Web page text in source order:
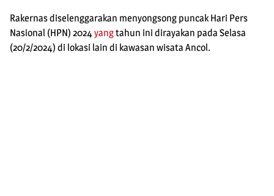
Rakernas diselenggarakan menyongsong puncak Hari Pers
Nasional (HPN) 2024yangtahun ini dirayakan pada Selasa
(20/2/2024) di lokasi lain di kawasan wisata Ancol.